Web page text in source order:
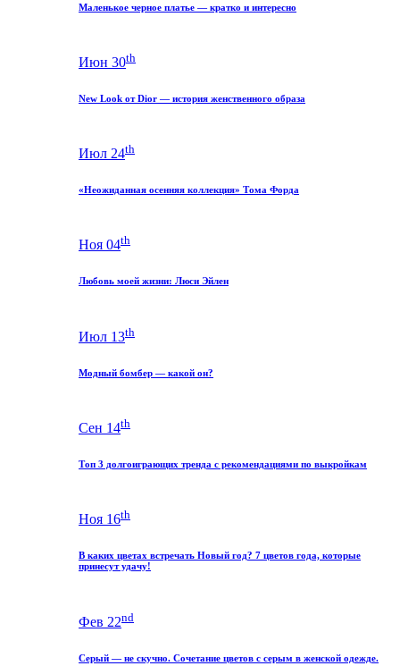
Маленькое черное платье — кратко и интересно
Июн 30th
New Look от Dior — история женственного образа
Июл 24th
«Неожиданная осенняя коллекция» Тома Форда
Ноя 04th
Любовь моей жизни: Люси Эйлен
Июл 13th
Модный бомбер — какой он?
Сен 14th
Топ 3 долгоиграющих тренда с рекомендациями по выкройкам
Ноя 16th
В каких цветах встречать Новый год? 7 цветов года, которые
принесут удачу!
Фев 22nd
Серый — не скучно. Сочетание цветов с серым в женской одежде.